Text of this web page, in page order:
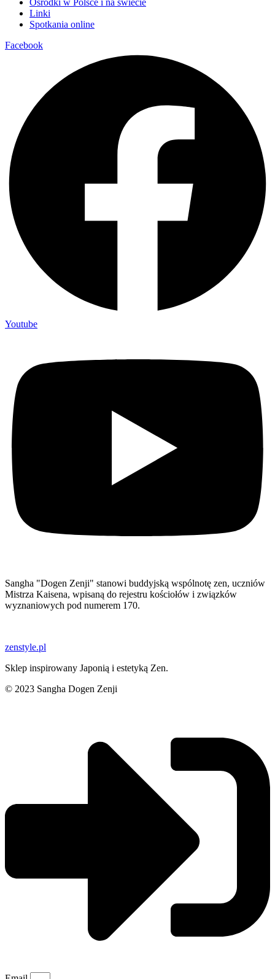
Ośrodki w Polsce i na świecie
Linki
Spotkania online
Facebook
Youtube
Sangha "Dogen Zenji" stanowi buddyjską wspólnotę zen, uczniów
Mistrza Kaisena, wpisaną do rejestru kościołów i związków
wyznaniowych pod numerem 170.
zenstyle.pl
Sklep inspirowany Japonią i estetyką Zen.
© 2023 Sangha Dogen Zenji